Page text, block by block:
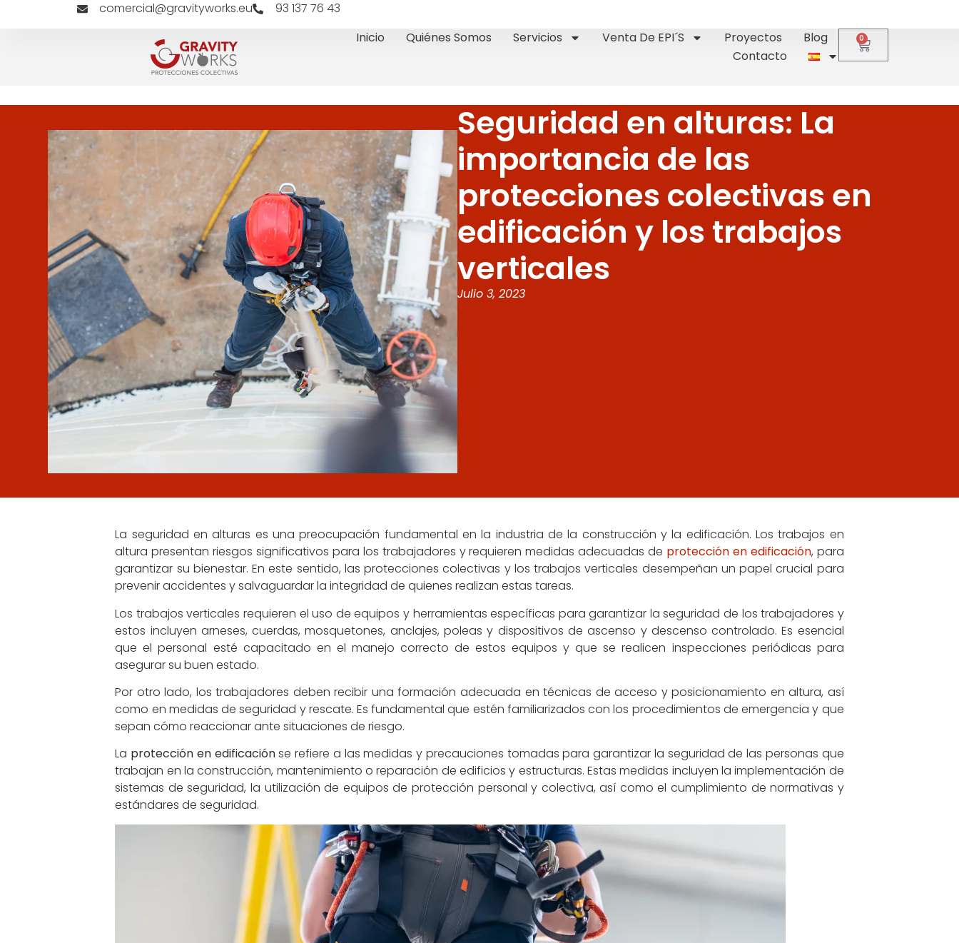
comercial@gravityworks.eu
93 137 76 43
Inicio
Quiénes Somos Servicios Venta De EPI´s Proyectos
Blog
Contacto
0
Seguridad en alturas: La
importancia de las
protecciones colectivas en
edificación y los trabajos
verticales
Julio 3, 2023
La seguridad en alturas es una preocupación fundamental en la industria de la construcción y la edificación. Los trabajos en
altura presentan riesgos significativos para los trabajadores y requieren medidas adecuadas de protección en edificación, para
garantizar su bienestar. En este sentido, las protecciones colectivas y los trabajos verticales desempeñan un papel crucial para
prevenir accidentes y salvaguardar la integridad de quienes realizan estas tareas.
Los trabajos verticales requieren el uso de equipos y herramientas específicas para garantizar la seguridad de los trabajadores y
estos incluyen arneses, cuerdas, mosquetones, anclajes, poleas y dispositivos de ascenso y descenso controlado. Es esencial
que el personal esté capacitado en el manejo correcto de estos equipos y que se realicen inspecciones periódicas para
asegurar su buen estado.
Por otro lado, los trabajadores deben recibir una formación adecuada en técnicas de acceso y posicionamiento en altura, así
como en medidas de seguridad y rescate. Es fundamental que estén familiarizados con los procedimientos de emergencia y que
sepan cómo reaccionar ante situaciones de riesgo.
La protección en edificaciónse refiere a las medidas y precauciones tomadas para garantizar la seguridad de las personas que
trabajan en la construcción, mantenimiento o reparación de edificios y estructuras. Estas medidas incluyen la implementación de
sistemas de seguridad, la utilización de equipos de protección personal y colectiva, así como el cumplimiento de normativas y
estándares de seguridad.